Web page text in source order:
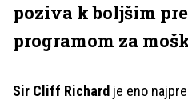
poziva k boljšim
programom za
Sir Cliff Richard je eno